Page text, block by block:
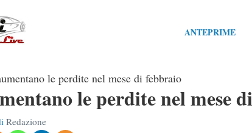
ANTEPRIME
le perdite nel mese di febbraio
le perdite nel mese
Redazione